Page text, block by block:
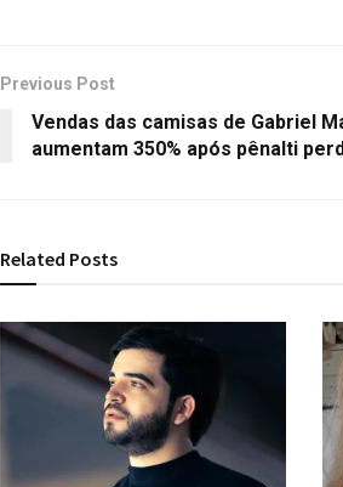
Previous Post
Vendas das camisas de Gabriel
aumentam 350% após pênalti
Related Posts